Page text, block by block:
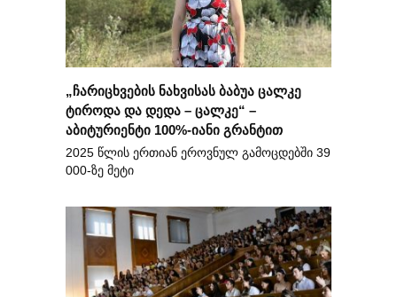
„ჩარიცხვების ნახვისას ბაბუა ცალკე
ტიროდა და დედა – ცალკე“ –
აბიტურიენტი 100%-იანი გრანტით
2025 წლის ერთიან ეროვნულ გამოცდებში 39
000-ზე მეტი